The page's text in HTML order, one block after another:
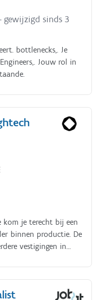
gewijzigd sinds 3
bottlenecks,. Je
Jouw rol in
kom je terecht bij een
binnen productie. De
vestigingen in